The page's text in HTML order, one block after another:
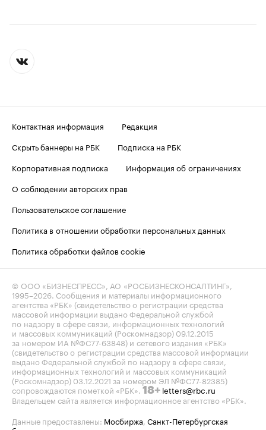
Контактная информация
Редакция
Скрыть баннеры на РБК
Подписка на РБК
Корпоративная подписка
Информация об ограничениях
О соблюдении авторских прав
Пользовательское соглашение
Политика в отношении обработки персональных данных
Политика обработки файлов cookie
© ООО «БИЗНЕСПРЕСС», АО «РОСБИЗНЕСКОНСАЛТИНГ»,
1995–2026 . Сообщения и материалы информационного
агентства «РБК» (свидетельство о регистрации средства
массовой информации выдано Федеральной службой
по надзору в сфере связи, информационных технологий
и массовых коммуникаций (Роскомнадзор) 09.12.2015
за номером ИА №ФС77-63848) и сетевого издания «РБК»
(свидетельство о регистрации средства массовой информации
выдано Федеральной службой по надзору в сфере связи,
информационных технологий и массовых коммуникаций
(Роскомнадзор) 03.12.2021 за номером ЭЛ №ФС77-82385)
сопровождаются пометкой «РБК». 18+ letters@rbc.ru
Владельцем сайта является информационное агентство «РБК».
Данные предоставлены: Мосбиржа Санкт-Петербургская